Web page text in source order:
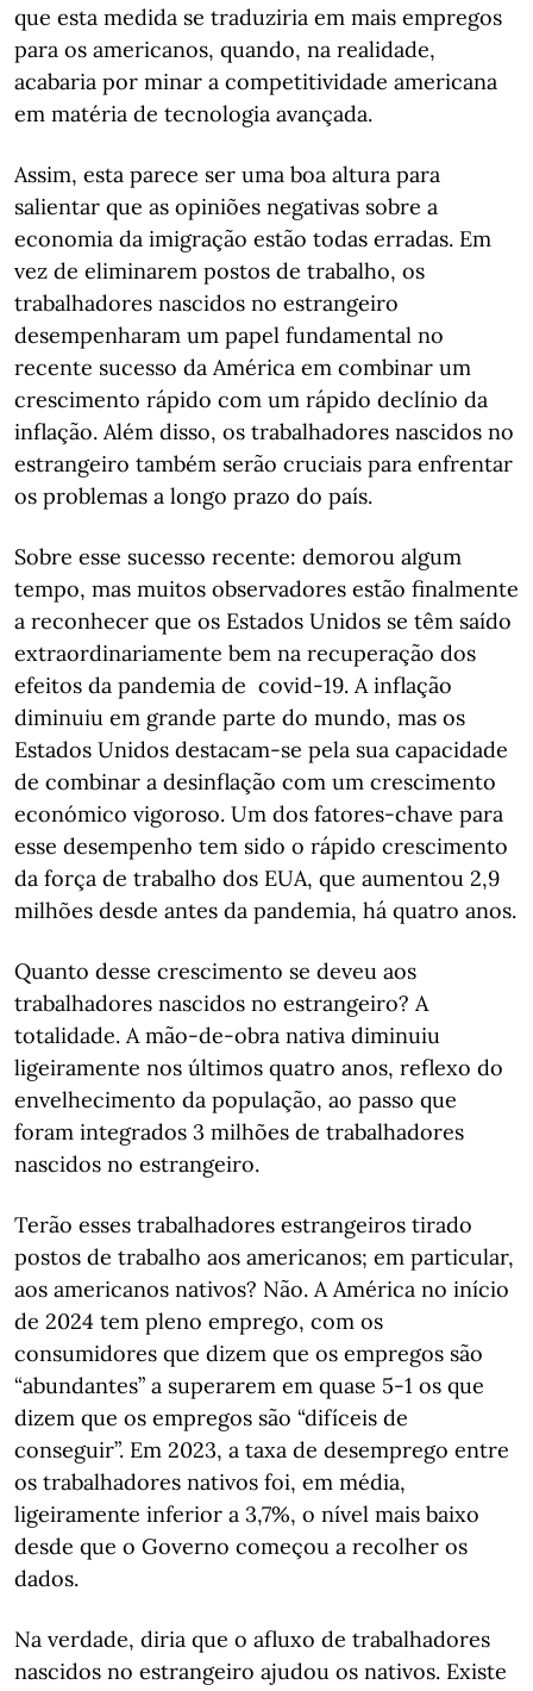
que esta medida se traduziria em mais empregos
para os americanos, quando, na realidade,
acabaria por minar a competitividade americana
em matéria de tecnologia avançada.
Assim, esta parece ser uma boa altura para
salientar que as opiniões negativas sobre a
economia da imigração estão todas erradas. Em
vez de eliminarem postos de trabalho, os
trabalhadores nascidos no estrangeiro
desempenharam um papel fundamental no
recente sucesso da América em combinar um
crescimento rápido com um rápido declínio da
inflação. Além disso, os trabalhadores nascidos no
estrangeiro também serão cruciais para enfrentar
os problemas a longo prazo do país.
Sobre esse sucesso recente: demorou algum
tempo, mas muitos observadores estão finalmente
a reconhecer que os Estados Unidos se têm saído
extraordinariamente bem na recuperação dos
efeitos da pandemia de covid-19. A inflação
diminuiu em grande parte do mundo, mas os
Estados Unidos destacam-se pela sua capacidade
de combinar a desinflação com um crescimento
económico vigoroso. Um dos fatores-chave para
esse desempenho tem sido o rápido crescimento
da força de trabalho dos EUA, que aumentou 2,9
milhões desde antes da pandemia, há quatro anos.
Quanto desse crescimento se deveu aos
trabalhadores nascidos no estrangeiro? A
totalidade. A mão-de-obra nativa diminuiu
ligeiramente nos últimos quatro anos, reflexo do
envelhecimento da população, ao passo que
foram integrados 3 milhões de trabalhadores
nascidos no estrangeiro.
Terão esses trabalhadores estrangeiros tirado
postos de trabalho aos americanos; em particular,
aos americanos nativos? Não. A América no início
de 2024 tem pleno emprego, com os
consumidores que dizem que os empregos são
“abundantes” a superarem em quase 5-1 os que
dizem que os empregos são “difíceis de
conseguir”. Em 2023, a taxa de desemprego entre
os trabalhadores nativos foi, em média,
ligeiramente inferior a 3,7%, o nível mais baixo
desde que o Governo começou a recolher os
dados.
Na verdade, diria que o afluxo de trabalhadores
nascidos no estrangeiro ajudou os nativos. Existe